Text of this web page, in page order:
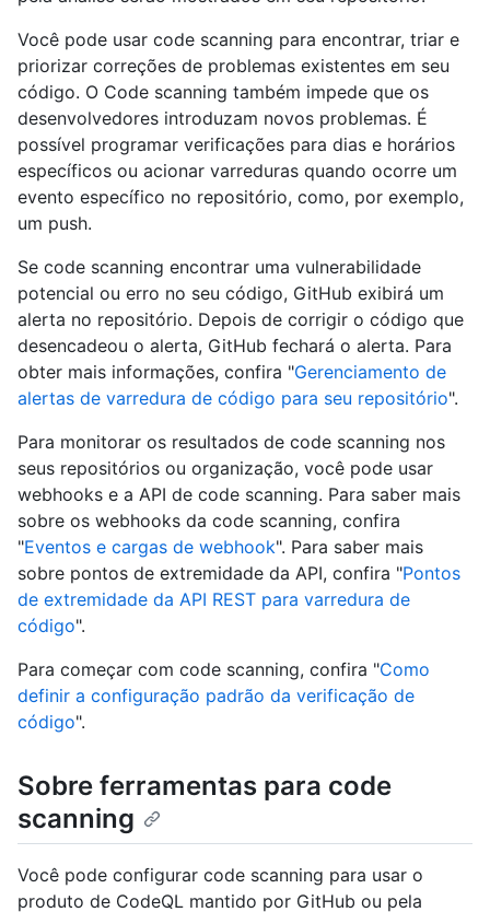
Você pode usar code scanning para encontrar, triar e
priorizar correções de problemas existentes em seu
código. O Code scanning também impede que os
desenvolvedores introduzam novos problemas. É
possível programar verificações para dias e horários
específicos ou acionar varreduras quando ocorre um
evento específico no repositório, como, por exemplo,
um push.
Se code scanning encontrar uma vulnerabilidade
potencial ou erro no seu código, GitHub exibirá um
alerta no repositório. Depois de corrigir o código que
desencadeou o alerta, GitHub fechará o alerta. Para
obter mais informações, confira "Gerenciamento de
alertas de varredura de código para seu repositório".
Para monitorar os resultados de code scanning nos
seus repositórios ou organização, você pode usar
webhooks e a API de code scanning. Para saber mais
sobre os webhooks da code scanning, confira
"Eventos e cargas de webhook". Para saber mais
sobre pontos de extremidade da API, confira "Pontos
de extremidade da API REST para varredura de
código".
Para começar com code scanning, confira "Como
definir a configuração padrão da verificação de
código".
Sobre ferramentas para code
scanning
Você pode configurar code scanning para usar o
produto de CodeQL mantido por GitHub ou pela